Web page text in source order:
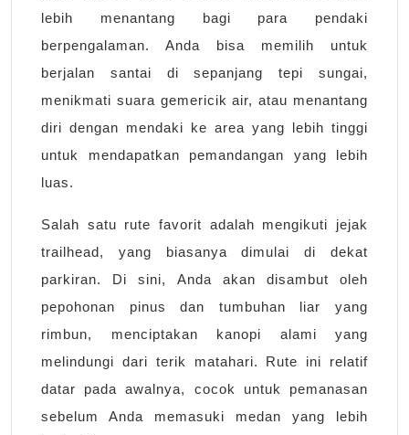
lebih menantang bagi para pendaki
berpengalaman. Anda bisa memilih untuk
berjalan santai di sepanjang tepi sungai,
menikmati suara gemericik air, atau menantang
diri dengan mendaki ke area yang lebih tinggi
untuk mendapatkan pemandangan yang lebih
luas.
Salah satu rute favorit adalah mengikuti jejak
trailhead, yang biasanya dimulai di dekat
parkiran. Di sini, Anda akan disambut oleh
pepohonan pinus dan tumbuhan liar yang
rimbun, menciptakan kanopi alami yang
melindungi dari terik matahari. Rute ini relatif
datar pada awalnya, cocok untuk pemanasan
sebelum Anda memasuki medan yang lebih